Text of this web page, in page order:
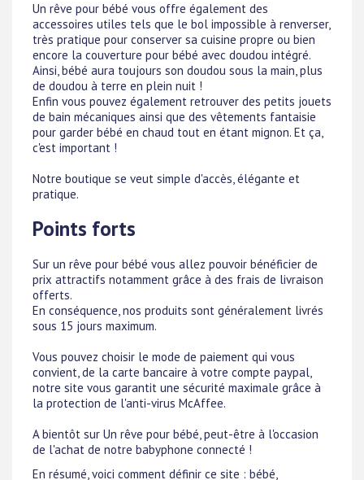
Un rêve pour bébé vous offre également des
accessoires utiles tels que le bol impossible à renverser,
très pratique pour conserver sa cuisine propre ou bien
encore la couverture pour bébé avec doudou intégré.
Ainsi, bébé aura toujours son doudou sous la main, plus
de doudou à terre en plein nuit !
Enfin vous pouvez également retrouver des petits jouets
de bain mécaniques ainsi que des vêtements fantaisie
pour garder bébé en chaud tout en étant mignon. Et ça,
c'est important !
Notre boutique se veut simple d'accès, élégante et
pratique.
Points forts
Sur un rêve pour bébé vous allez pouvoir bénéficier de
prix attractifs notamment grâce à des frais de livraison
offerts.
En conséquence, nos produits sont généralement livrés
sous 15 jours maximum.
Vous pouvez choisir le mode de paiement qui vous
convient, de la carte bancaire à votre compte paypal,
notre site vous garantit une sécurité maximale grâce à
la protection de l'anti-virus McAffee.
A bientôt sur Un rêve pour bébé, peut-être à l'occasion
de l'achat de notre babyphone connecté !
En résumé, voici comment définir ce site : bébé,